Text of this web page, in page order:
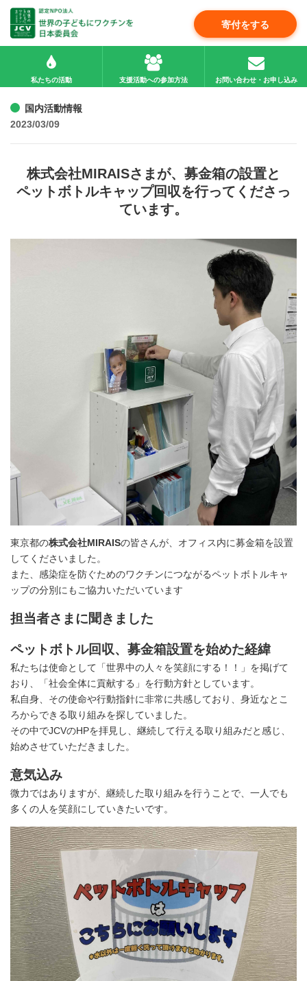
寄付をする
私たちの活動 支援活動への参加方法 お問い合わせ・お申し込み
国内活動情報
2023/03/09
株式会社MIRAISさまが、募金箱の設置と
ペットボトルキャップ回収を行ってくださっ
ています。
東京都の株式会社MIRAISの皆さんが、オフィス内に募金箱を設置
してくださいました。
また、感染症を防ぐためのワクチンにつながるペットボトルキャ
ップの分別にもご協力いただいています
担当者さまに聞きました
ペットボトル回収、募金箱設置を始めた経緯
私たちは使命として「世界中の人々を笑顔にする！！」を掲げて
おり、「社会全体に貢献する」を行動方針としています。
私自身、その使命や行動指針に非常に共感しており、身近なとこ
ろからできる取り組みを探していました。
その中でJCVのHPを拝見し、継続して行える取り組みだと感じ、
始めさせていただきました。
意気込み
微力ではありますが、継続した取り組みを行うことで、一人でも
多くの人を笑顔にしていきたいです。